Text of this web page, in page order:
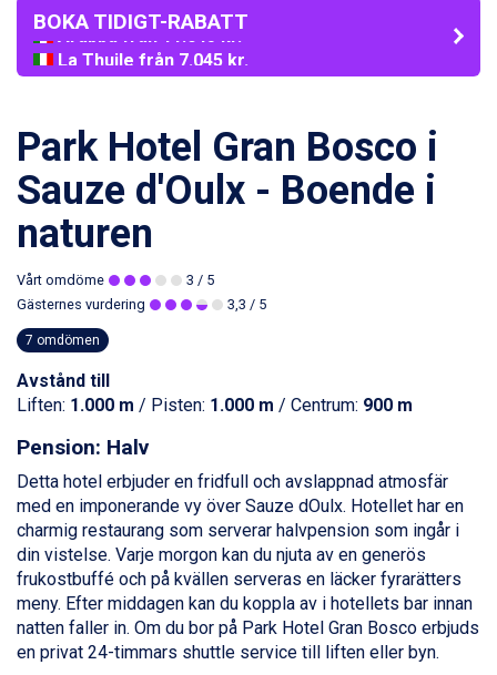
BOKA TIDIGT-RABATT
Arabba från 11.045 kr.
La Thuile från 7.045 kr.
Cervinia från 8.245 kr.
Passo Tonale från 5.895 kr.
Bad Hofgastein från 8.595 kr.
Saalbach från 9.445 kr.
Champoluc från 5.945 kr.
Sestriere från 6.945 kr.
Ischgl från 11.295 kr.
Wagrain från 7.095 kr.
Fieberbrunn från 9.645 kr.
St. Anton från 11.245 kr.
Zell am See från 6.295 kr.
Canazei från 7.195 kr.
Livigno från 5.595 kr.
Ponte di Legno från 7.395 kr.
Alleghe från 8.545 kr.
Bad Gastein från 6.295 kr.
Arabba från 11.045 kr.
La Thuile från 7.045 kr.
Cervinia från 8.245 kr.
Sölden från 12.995 kr.
Passo Tonale från 5.895 kr.
Bad Hofgastein från 8.595 kr.
Park Hotel Gran Bosco i
Sauze d'Oulx - Boende i
naturen
Vårt omdöme 3 / 5
Gästernes vurdering
3,3 / 5
7 omdömen
Avstånd till
Liften: 1.000 m / Pisten: 1.000 m / Centrum: 900 m
Pension: Halv
Detta hotel erbjuder en fridfull och avslappnad atmosfär
med en imponerande vy över Sauze dOulx. Hotellet har en
charmig restaurang som serverar halvpension som ingår i
din vistelse. Varje morgon kan du njuta av en generös
frukostbuffé och på kvällen serveras en läcker fyrarätters
meny. Efter middagen kan du koppla av i hotellets bar innan
natten faller in. Om du bor på Park Hotel Gran Bosco erbjuds
en privat 24-timmars shuttle service till liften eller byn.